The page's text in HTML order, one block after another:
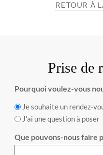
RETOUR À
Prise de
Pourquoi voulez-vous
Je souhaite un rendez-
J'ai une question à poser
Que pouvons-nous faire